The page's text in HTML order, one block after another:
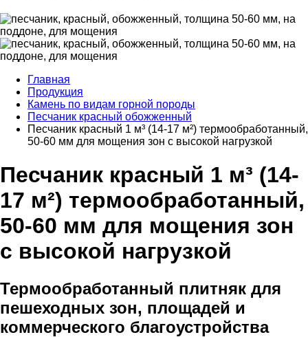
Главная
Продукция
Камень по видам горной породы
Песчаник красный обожженный
Песчаник красный 1 м³ (14-17 м²) термообработанный,
50-60 мм для мощения зон с высокой нагрузкой
Песчаник красный 1 м³ (14-
17 м²) термообработанный,
50-60 мм для мощения зон
с высокой нагрузкой
Термообработанный плитняк для
пешеходных зон, площадей и
коммерческого благоустройства